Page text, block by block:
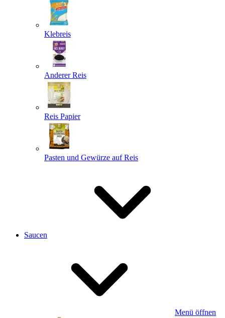
Klebreis
Anderer Reis
Reis Papier
Pasten und Gewürze auf Reis
Saucen
Menü öffnen